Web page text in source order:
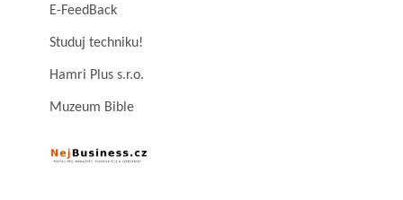
E-FeedBack
Studuj techniku!
Hamri Plus s.r.o.
Muzeum Bible